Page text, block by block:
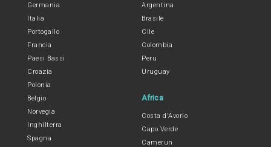
Germania
Italia
Portogallo
Francia
Paesi Bassi
Croazia
Polonia
Belgio
Norvegia
Inghilterra
Spagna
Argentina
Brasile
Cile
Colombia
Peru
Uruguay
Africa
Costa d'Avorio
Capo Verde
Camerun